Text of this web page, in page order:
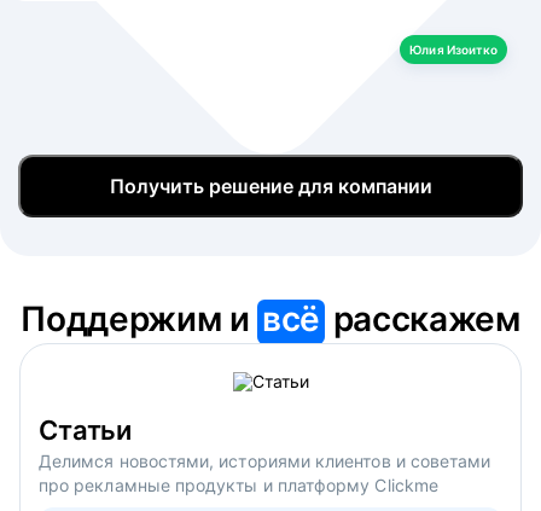
Юлия Изоитко
Получить решение для компании
Поддержим ивсё расскажем
Статьи
Делимся новостями, историями клиентов и советами
про рекламные продукты и платформу Clickme